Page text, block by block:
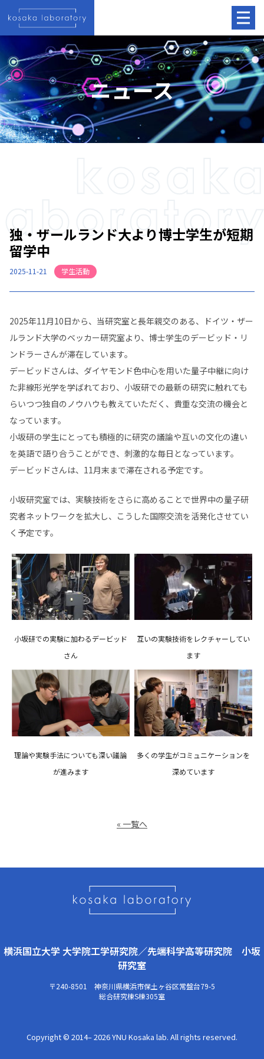
ニュース
独・ザールランド大より博士学生が短期
留学中
2025-11-21 学生活動
2025年11月10日から、当研究室と長年親交のある、ドイツ・ザー
ルランド大学のベッカー研究室より、博士学生のデービッド・リ
ンドラーさんが滞在しています。
デービッドさんは、ダイヤモンド色中心を用いた量子中継に向け
た非線形光学を学ばれており、小坂研での最新の研究に触れても
らいつつ独自のノウハウも教えていただく、貴重な交流の機会と
なっています。
小坂研の学生にとっても積極的に研究の議論や互いの文化の違い
を英語で語り合うことができ、刺激的な毎日となっています。
デービッドさんは、11月末まで滞在される予定です。
小坂研究室では、実験技術をさらに高めることで世界中の量子研
究者ネットワークを拡大し、こうした国際交流を活発化させてい
く予定です。
小坂研での実験に加わるデービッド
さん
互いの実験技術をレクチャーしてい
ます
理論や実験手法についても深い議論
が進みます
多くの学生がコミュニケーションを
深めています
« 一覧へ
横浜国立大学 大学院工学研究院／先端科学高等研究院 小坂
研究室
〒240-8501 神奈川県横浜市保土ヶ谷区常盤台79-5
総合研究棟S棟305室
Copyright © 2014–2026 YNU Kosaka lab. All rights reserved.